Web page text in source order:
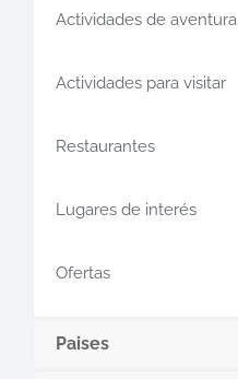
Actividades de aventura
Actividades para visitar
Restaurantes
Lugares de interés
Ofertas
Paises